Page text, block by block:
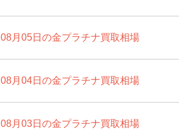
08月05日の金プラチナ買取相場
08月04日の金プラチナ買取相場
08月03日の金プラチナ買取相場